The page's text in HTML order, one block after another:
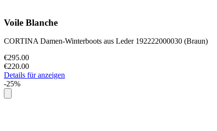
Voile Blanche
CORTINA Damen-Winterboots aus Leder 192222000030 (Braun)
€295.00
€220.00
Details für anzeigen
-25%